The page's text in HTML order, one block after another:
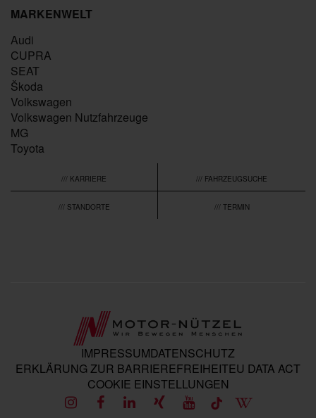
MARKENWELT
Audi
CUPRA
SEAT
Škoda
Volkswagen
Volkswagen Nutzfahrzeuge
MG
Toyota
/// KARRIERE /// FAHRZEUGSUCHE
/// STANDORTE /// TERMIN
IMPRESSUMDATENSCHUTZ
ERKLÄRUNG ZUR BARRIEREFREIHEITEU DATA ACT
COOKIE EINSTELLUNGEN